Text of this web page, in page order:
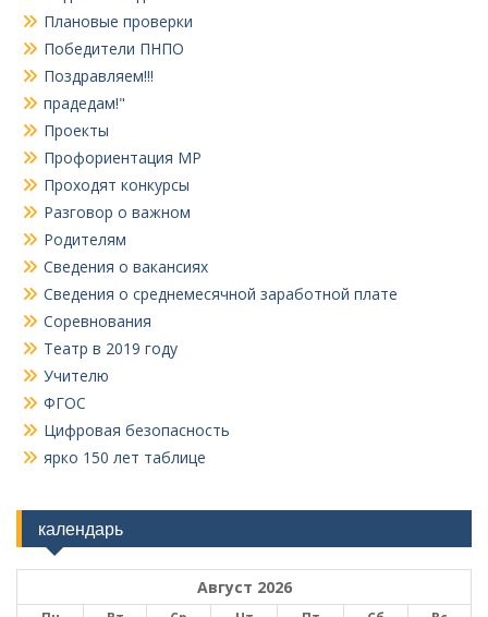
Плановые проверки
Победители ПНПО
Поздравляем!!!
прадедам!"
Проекты
Профориентация МР
Проходят конкурсы
Разговор о важном
Родителям
Сведения о вакансиях
Сведения о среднемесячной заработной плате
Соревнования
Театр в 2019 году
Учителю
ФГОС
Цифровая безопасность
ярко 150 лет таблице
календарь
Август 2026